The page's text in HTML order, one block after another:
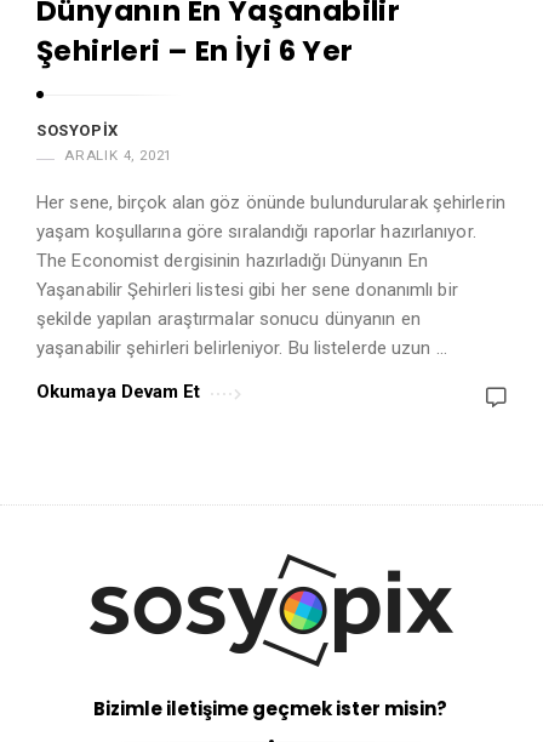
Dünyanın En Yaşanabilir
Şehirleri – En İyi 6 Yer
SOSYOPIX
ARALIK 4, 2021
Her sene, birçok alan göz önünde bulundurularak şehirlerin
yaşam koşullarına göre sıralandığı raporlar hazırlanıyor.
The Economist dergisinin hazırladığı Dünyanın En
Yaşanabilir Şehirleri listesi gibi her sene donanımlı bir
şekilde yapılan araştırmalar sonucu dünyanın en
yaşanabilir şehirleri belirleniyor. Bu listelerde uzun …
Okumaya Devam Et
Bizimle iletişime geçmek ister misin?